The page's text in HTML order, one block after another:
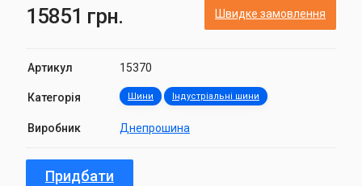
15851 грн. Швидке замовлення
Артикул 15370
Категорія Шини Індустріальні шини
Виробник Днепрошина
Придбати